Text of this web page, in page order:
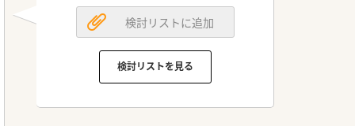
検討リストに追加
検討リストを見る